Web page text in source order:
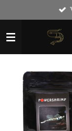
direct
naar